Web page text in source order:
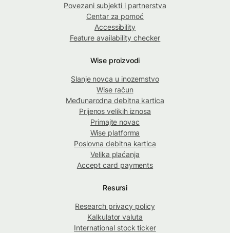
Povezani subjekti i partnerstva
Centar za pomoć
Accessibility
Feature availability checker
Wise proizvodi
Slanje novca u inozemstvo
Wise račun
Međunarodna debitna kartica
Prijenos velikih iznosa
Primajte novac
Wise platforma
Poslovna debitna kartica
Velika plaćanja
Accept card payments
Resursi
Research privacy policy
Kalkulator valuta
International stock ticker